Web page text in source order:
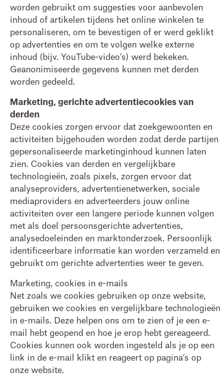
worden gebruikt om suggesties voor aanbevolen
inhoud of artikelen tijdens het online winkelen te
personaliseren, om te bevestigen of er werd geklikt
op advertenties en om te volgen welke externe
inhoud (bijv. YouTube-video’s) werd bekeken.
Geanonimiseerde gegevens kunnen met derden
worden gedeeld.
Marketing, gerichte advertentiecookies van
derden
Deze cookies zorgen ervoor dat zoekgewoonten en
activiteiten bijgehouden worden zodat derde partijen
gepersonaliseerde marketinginhoud kunnen laten
zien. Cookies van derden en vergelijkbare
technologieën, zoals pixels, zorgen ervoor dat
analyseproviders, advertentienetwerken, sociale
mediaproviders en adverteerders jouw online
activiteiten over een langere periode kunnen volgen
met als doel persoonsgerichte advertenties,
analysedoeleinden en marktonderzoek. Persoonlijk
identificeerbare informatie kan worden verzameld en
gebruikt om gerichte advertenties weer te geven.
Marketing, cookies in e-mails
Net zoals we cookies gebruiken op onze website,
gebruiken we cookies en vergelijkbare technologieën
in e-mails. Deze helpen ons om te zien of je een e-
mail hebt geopend en hoe je erop hebt gereageerd.
Cookies kunnen ook worden ingesteld als je op een
link in de e-mail klikt en reageert op pagina’s op
onze website.